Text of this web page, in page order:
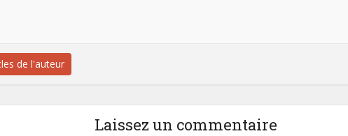
de l'auteur
Laissez un commentaire